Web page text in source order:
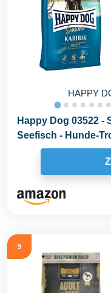
HAPPY
Happy Dog 03522 -
Seefisch - Hunde-
Hunde...
9